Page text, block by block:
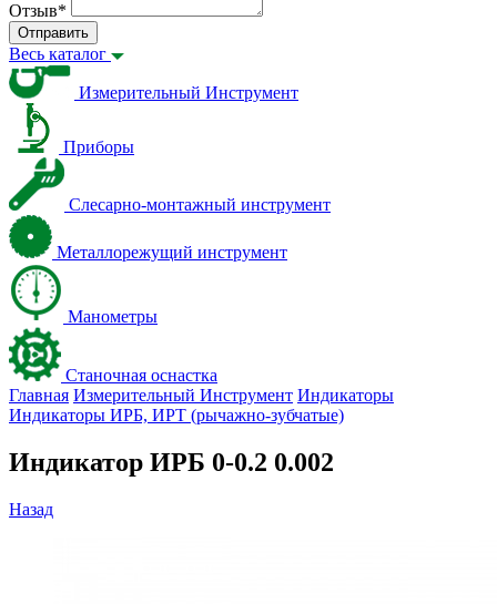
Отзыв*
Отправить
Весь каталог
Измерительный Инструмент
Приборы
Слесарно-монтажный инструмент
Металлорежущий инструмент
Манометры
Станочная оснастка
Главная Измерительный Инструмент Индикаторы
Индикаторы ИРБ, ИРТ (рычажно-зубчатые)
Индикатор ИРБ 0-0.2 0.002
Назад